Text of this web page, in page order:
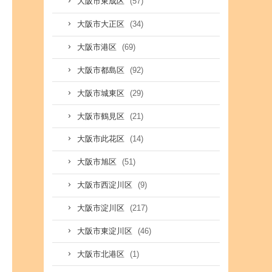
大阪市大正区 (34)
大阪市港区 (69)
大阪市都島区 (92)
大阪市城東区 (29)
大阪市鶴見区 (21)
大阪市此花区 (14)
大阪市旭区 (51)
大阪市西淀川区 (9)
大阪市淀川区 (217)
大阪市東淀川区 (46)
大阪市北港区 (1)